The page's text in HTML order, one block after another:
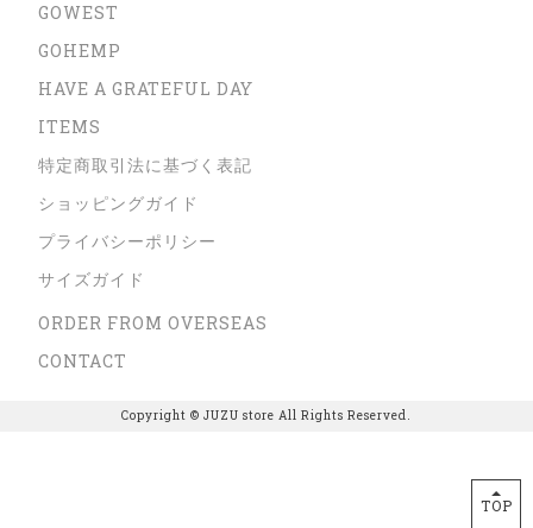
TOP
GOWEST
GOHEMP
HAVE A GRATEFUL DAY
ITEMS
特定商取引法に基づく表記
ショッピングガイド
プライバシーポリシー
サイズガイド
ORDER FROM OVERSEAS
CONTACT
Copyright © JUZU store All Rights Reserved.